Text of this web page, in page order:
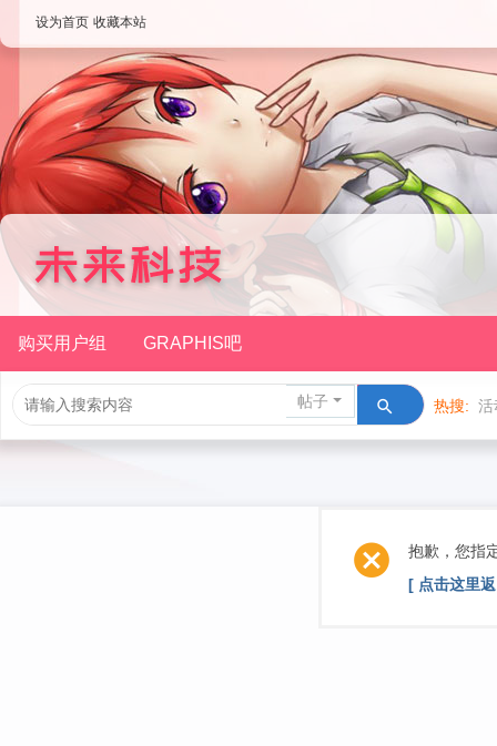
设为首页 收藏本站
购买用户组 GRAPHIS吧
帖子 热搜: 活
抱歉，您指
[ 点击这里